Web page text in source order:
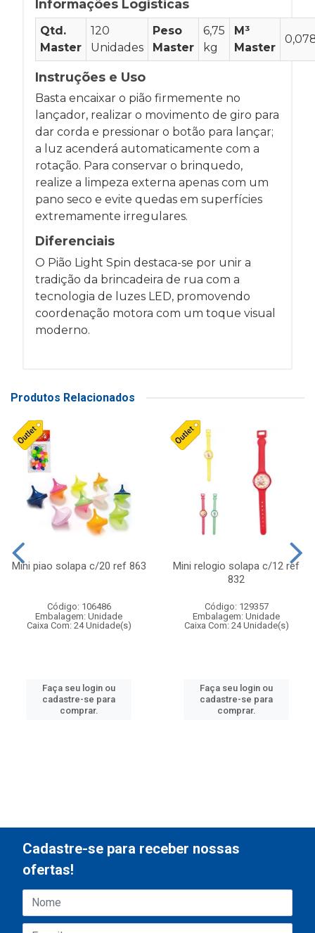
Informações Logísticas
Qtd.
Master
120
Unidades
Peso
Master
6,75
kg
M³
Master
Instruções e Uso
Basta encaixar o pião firmemente no
lançador, realizar o movimento de giro para
dar corda e pressionar o botão para lançar;
a luz acenderá automaticamente com a
rotação. Para conservar o brinquedo,
realize a limpeza externa apenas com um
pano seco e evite quedas em superfícies
extremamente irregulares.
Diferenciais
O Pião Light Spin destaca-se por unir a
tradição da brincadeira de rua com a
tecnologia de luzes LED, promovendo
coordenação motora com um toque visual
moderno.
Produtos Relacionados
Mini piao solapa c/20 ref 863
Código: 106486
Embalagem: Unidade
Caixa Com: 24 Unidade(s)
Faça seu login ou
cadastre-se para
comprar.
Mini relogio solapa c/12 ref
832
Código: 129357
Embalagem: Unidade
Caixa Com: 24 Unidade(s)
Faça seu login ou
cadastre-se para
comprar.
Cadastre-se para receber nossas
ofertas!